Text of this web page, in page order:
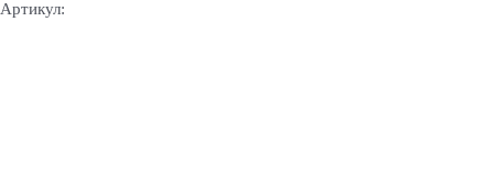
Артикул: